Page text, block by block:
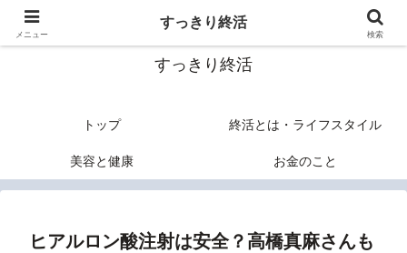
終活のヒントあれこれ
すっきり終活
トップ 終活とは・ライフスタイル
美容と健康 お金のこと
ヒアルロン酸注射は安全？高橋真麻さんも
メニュー
すっきり終活
検索